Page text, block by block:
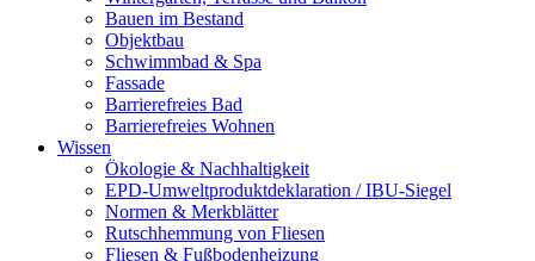
Bauen im Bestand
Objektbau
Schwimmbad & Spa
Fassade
Barrierefreies Bad
Barrierefreies Wohnen
Wissen
Ökologie & Nachhaltigkeit
EPD-Umweltproduktdeklaration / IBU-Siegel
Normen & Merkblätter
Rutschhemmung von Fliesen
Fliesen & Fußbodenheizung